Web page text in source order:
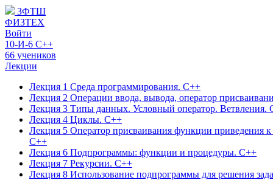
ЗФТШ
ФИЗТЕХ
Войти
10-И-6 C++
66 учеников
Лекции
Лекция 1 Среда программирования. С++
Лекция 2 Операции ввода, вывода, оператор
Лекция 3 Типы данных. Условный оператор. Ветвления.
Лекция 4 Циклы. С++
Лекция 5 Оператор присваивания функции приведения к
С++
Лекция 6 Подпрограммы: функции и процедуры. С++
Лекция 7 Рекурсии. С++
Лекция 8 Использование подпрограммы для решения